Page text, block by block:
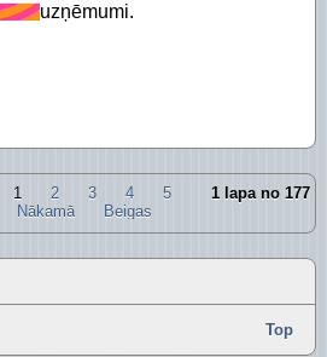
uzņēmumi.
1 lapa no 177
1 2 3 4
5
Nākamā Beigas
Top